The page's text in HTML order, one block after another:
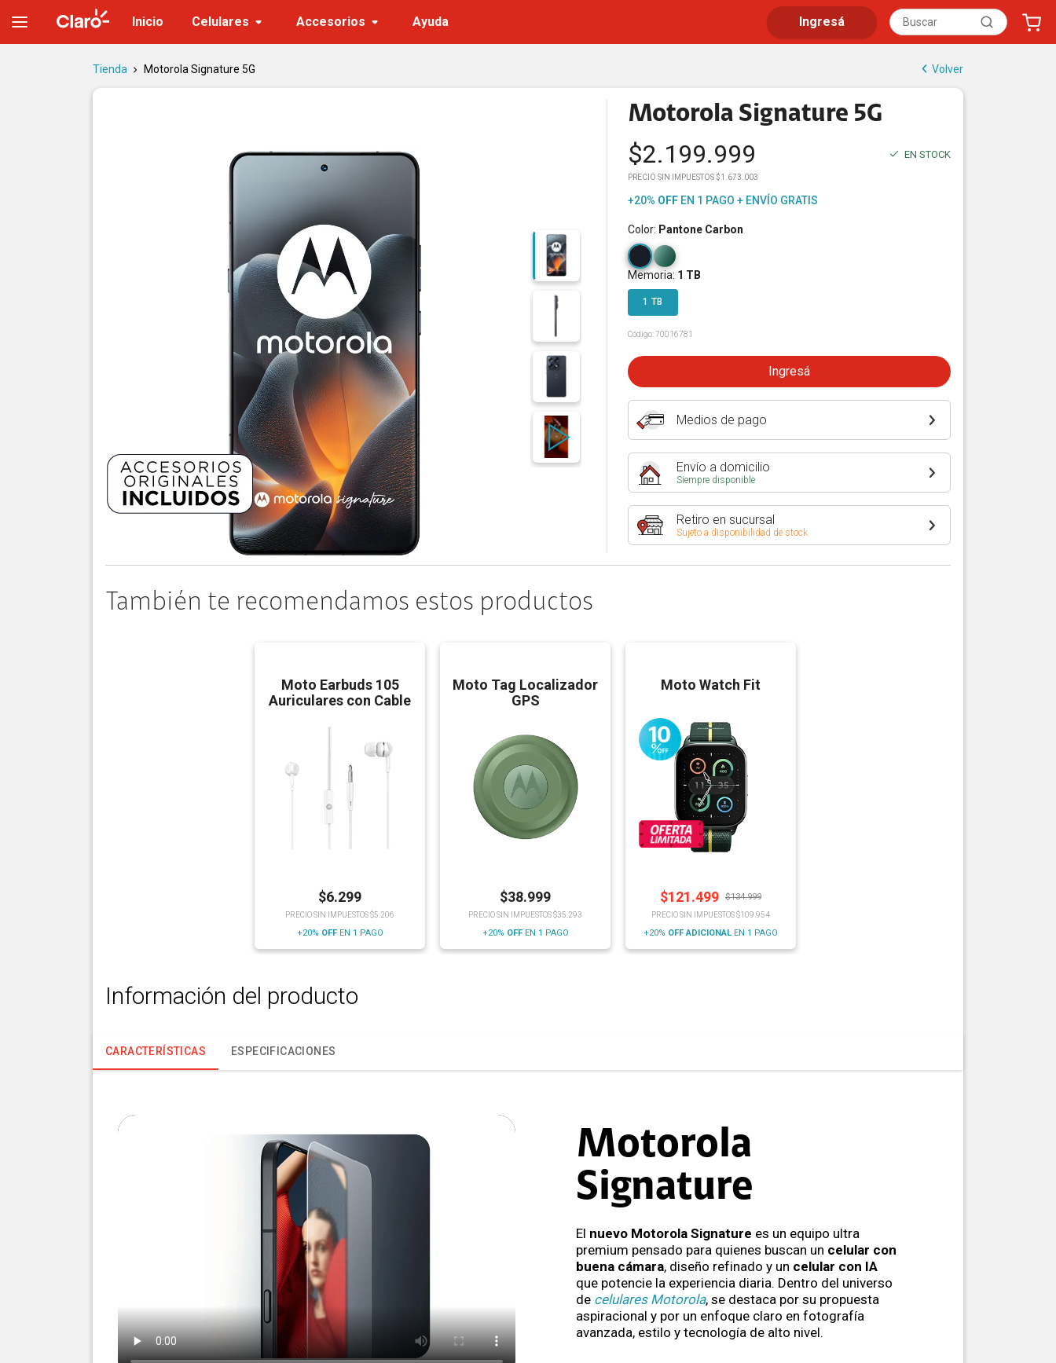
Inicio Celulares Accesorios Ayuda Ingresá
Tienda Motorola Signature 5G Volver
Motorola Signature 5G
$2.199.999 EN STOCK
PRECIO SIN IMPUESTOS $1.673.003
+20% OFFEN 1 PAGO + ENVÍO GRATIS
Color: Pantone Carbon
Memoria: 1 TB
1 TB
Código:70016781
Ingresá
Medios de pago
Envío a domicilio
Siempre disponible
Retiro en sucursal
Sujeto a disponibilidad de stock
También te recomendamos estos productos
Moto Earbuds 105
Auriculares con Cable
$6.299
PRECIO SIN IMPUESTOS $5.206
+20% OFFEN 1 PAGO
Moto Tag Localizador
GPS
$38.999
PRECIO SIN IMPUESTOS $35.293
+20% OFFEN 1 PAGO
Moto Watch Fit
$121.499 $134.999
PRECIO SIN IMPUESTOS $109.954
+20% OFF ADICIONAL EN 1 PAGO
Información del producto
CARACTERÍSTICAS ESPECIFICACIONES
Motorola
Signature
El nuevo Motorola Signature es un equipo ultra
premium pensado para quienes buscan un celular con
buena cámara, diseño refinado y un celular con IA
que potencie la experiencia diaria. Dentro del universo
de celulares Motorola, se destaca por su propuesta
aspiracional y por un enfoque claro en fotografía
avanzada, estilo y tecnología de alto nivel.
Motorola Signature | Celular con IA y Moto AI Camera